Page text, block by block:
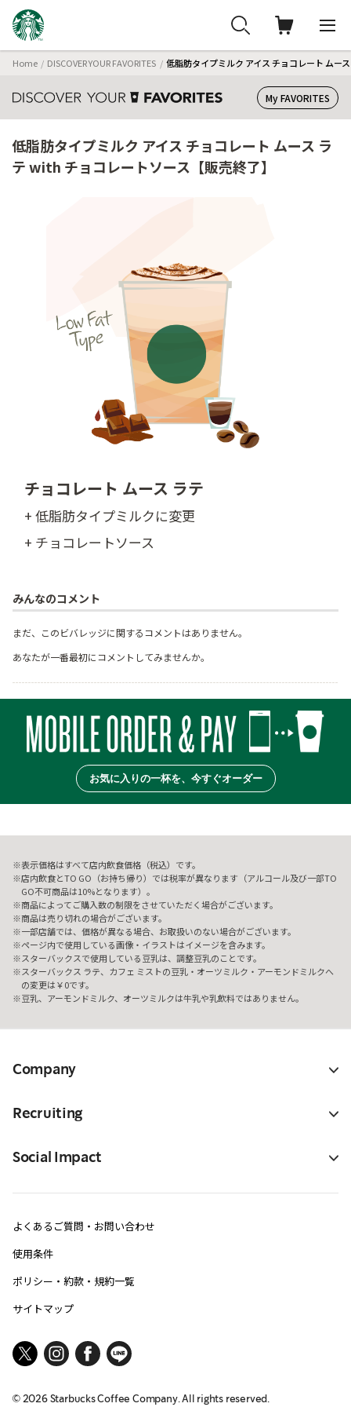
Home DISCOVER YOUR FAVORITES 低脂肪タイプミルク アイス チョコレート ムー
My FAVORITES
低脂肪タイプミルク アイス チョコレート ムース ラ
テ with チョコレートソース【販売終了】
チョコレート ムース ラテ
+ 低脂肪タイプミルクに変更
+ チョコレートソース
みんなのコメント
まだ、このビバレッジに関するコメントはありません。
あなたが一番最初にコメントしてみませんか。
お気に入りの一杯を、今すぐオーダー
表示価格はすべて店内飲食価格（税込）です。
店内飲食とTO GO（お持ち帰り）では税率が異なります（アルコール及び一部TO
GO不可商品は10%となります）。
商品によってご購入数の制限をさせていただく場合がございます。
商品は売り切れの場合がございます。
一部店舗では、価格が異なる場合、お取扱いのない場合がございます。
ページ内で使用している画像・イラストはイメージを含みます。
スターバックスで使用している豆乳は、調整豆乳のことです。
スターバックス ラテ、カフェ ミストの豆乳・オーツミルク・アーモンドミルクへ
の変更は￥0です。
豆乳、アーモンドミルク、オーツミルクは牛乳や乳飲料ではありません。
Company
Recruiting
Social Impact
よくあるご質問・お問い合わせ
使用条件
ポリシー・約款・規約一覧
サイトマップ
© 2026Starbucks Coffee Company. All rights reserved.